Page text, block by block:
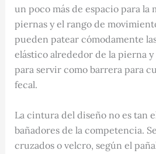
un poco más de espacio para la
piernas y el rango de
pueden patear cómodamente
elástico alrededor de la pierna y
para servir como barrera para
fecal.
La cintura del diseño no es tan
bañadores de la competencia.
cruzados o velcro, según el